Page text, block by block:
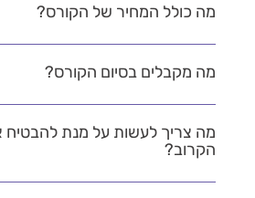
מה כולל המחיר של הקורס?
מה מקבלים בסיום הקורס?
מה צריך לעשות על מנת להבטיח
הקרוב?